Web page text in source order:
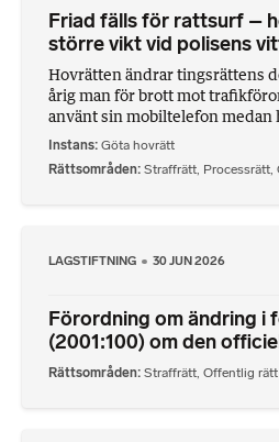
Friad fälls för rattsurf –
större vikt vid polisens
Hovrätten ändrar tingsrättens
årig man för brott mot
använt sin mobiltelefon medan
Instans Göta hovrätt
Rättsområden Straffrätt, Processrätt,
LAGSTIFTNING 30 JUN 2026
Förordning om ändring i
(2001:100) om den
Rättsområden Straffrätt, Offentlig rätt